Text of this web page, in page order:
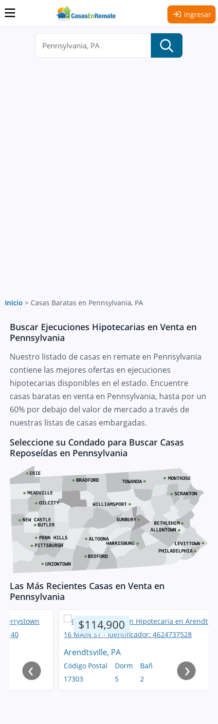
Ingresar
Inicio > Casas Baratas en Pennsylvania, PA
Buscar Ejecuciones Hipotecarias en Venta en
Pennsylvania
Nuestro listado de casas en remate en Pennsylvania
contiene las mejores ofertas en ejecuciones
hipotecarias disponibles en el estado. Encuentre
casas baratas en venta en Pennsylvania, hasta por un
60% por debajo del valor de mercado a través de
nuestras listas de casas embargadas.
Seleccione su Condado para Buscar Casas
Reposeídas en Pennsylvania
Las Más Recientes Casas en Venta en
Pennsylvania
$114,900
Arendtsville, PA
Código Postal
17303
Dorm
5
Bañ
‹ ›